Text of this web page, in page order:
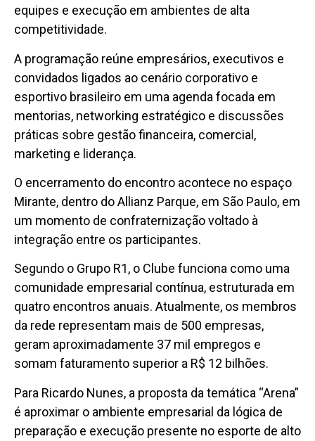
equipes e execução em ambientes de alta
competitividade.
A programação reúne empresários, executivos e
convidados ligados ao cenário corporativo e
esportivo brasileiro em uma agenda focada em
mentorias, networking estratégico e discussões
práticas sobre gestão financeira, comercial,
marketing e liderança.
O encerramento do encontro acontece no espaço
Mirante, dentro do Allianz Parque, em São Paulo, em
um momento de confraternização voltado à
integração entre os participantes.
Segundo o Grupo R1, o Clube funciona como uma
comunidade empresarial contínua, estruturada em
quatro encontros anuais. Atualmente, os membros
da rede representam mais de 500 empresas,
geram aproximadamente 37 mil empregos e
somam faturamento superior a R$ 12 bilhões.
Para Ricardo Nunes, a proposta da temática “Arena”
é aproximar o ambiente empresarial da lógica de
preparação e execução presente no esporte de alto